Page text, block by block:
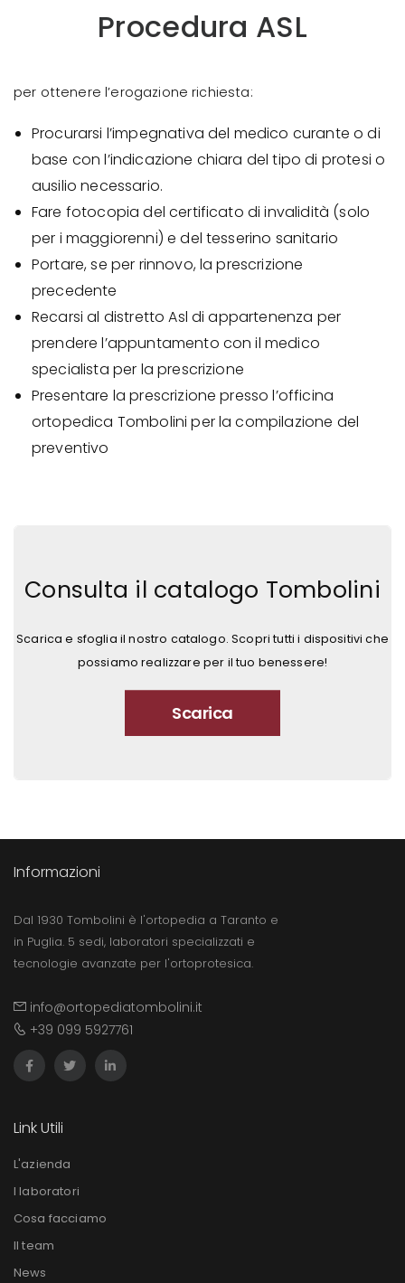
Procedura ASL
per ottenere l’erogazione richiesta:
Procurarsi l’impegnativa del medico curante o di
base con l’indicazione chiara del tipo di protesi o
ausilio necessario.
Fare fotocopia del certificato di invalidità (solo
per i maggiorenni) e del tesserino sanitario
Portare, se per rinnovo, la prescrizione
precedente
Recarsi al distretto Asl di appartenenza per
prendere l’appuntamento con il medico
specialista per la prescrizione
Presentare la prescrizione presso l’officina
ortopedica Tombolini per la compilazione del
preventivo
Consulta il catalogo Tombolini
Scarica e sfoglia il nostro catalogo. Scopri tutti i dispositivi che
possiamo realizzare per il tuo benessere!
Scarica
Informazioni
Dal 1930 Tombolini è l'ortopedia a Taranto e
in Puglia. 5 sedi, laboratori specializzati e
tecnologie avanzate per l'ortoprotesica.
info@ortopediatombolini.it
+39 099 5927761
Link Utili
L'azienda
I laboratori
Cosa facciamo
Il team
News